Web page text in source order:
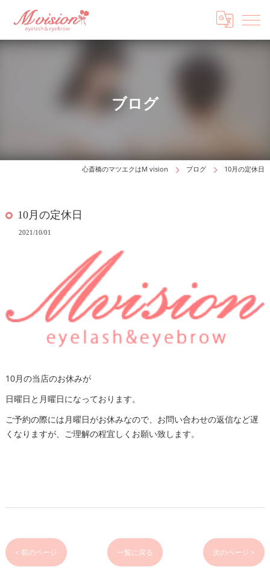
ブログ
心斎橋のマツエクはM vision ブログ 10月の定休日
10月の定休日
2021/10/01
10月の当店のお休みが
日曜日と月曜日になっております。
ご予約の際には月曜日がお休みなので、お問い合わせの返信など遅
くなりますが、ご理解の程宜しくお願い致します。
< 前のページ 一覧に戻る 次のページ >